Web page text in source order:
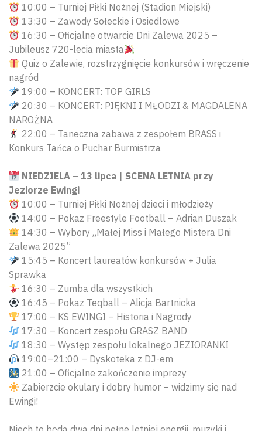
10:00 – Turniej Piłki Nożnej (Stadion Miejski)
13:30 – Zawody Sołeckie i Osiedlowe
16:30 – Oficjalne otwarcie Dni Zalewa 2025 –
Jubileusz 720-lecia miasta
Quiz o Zalewie, rozstrzygnięcie konkursów i wręczenie
nagród
19:00 – KONCERT: TOP GIRLS
20:30 – KONCERT: PIĘKNI I MŁODZI & MAGDALENA
NAROŻNA
22:00 – Taneczna zabawa z zespołem BRASS i
Konkurs Tańca o Puchar Burmistrza
NIEDZIELA – 13 lipca | SCENA LETNIA przy
Jeziorze Ewingi
10:00 – Turniej Piłki Nożnej dzieci i młodzieży
14:00 – Pokaz Freestyle Football – Adrian Duszak
14:30 – Wybory „Małej Miss i Małego Mistera Dni
Zalewa 2025”
15:45 – Koncert laureatów konkursów + Julia
Sprawka
16:30 – Zumba dla wszystkich
16:45 – Pokaz Teqball – Alicja Bartnicka
17:00 – KS EWINGI – Historia i Nagrody
17:30 – Koncert zespołu GRASZ BAND
18:30 – Występ zespołu lokalnego JEZIORANKI
19:00–21:00 – Dyskoteka z DJ-em
21:00 – Oficjalne zakończenie imprezy
Zabierzcie okulary i dobry humor – widzimy się nad
Ewingi!